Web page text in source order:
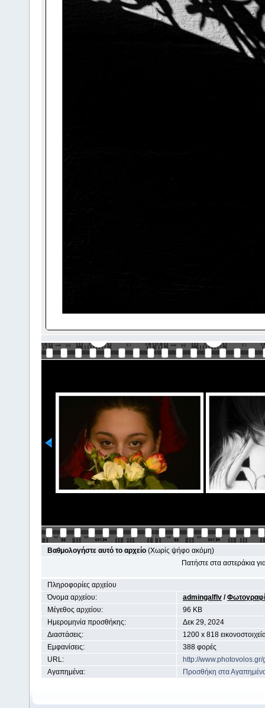
Βαθμολογήστε αυτό το αρχείο (Χωρίς ψήφο ακόμη)
Πατήστε στα αστεράκια
Πληροφορίες αρχείου
Όνομα αρχείου:
admingalflv /
Μέγεθος αρχείου:
96 KB
Ημερομηνία προσθήκης:
Δεκ 29, 2024
Διαστάσεις:
1200 x 818
Εμφανίσεις:
388 φορές
URL:
http://
Αγαπημένα:
Προσθήκη στα